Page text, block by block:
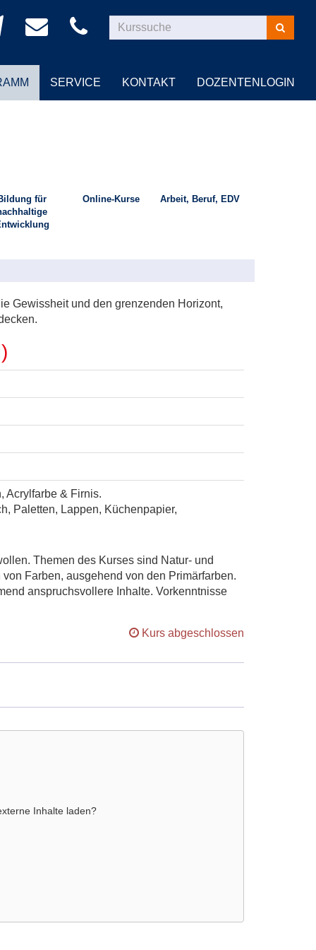
Kurse
suchen
SERVICE KONTAKT DOZENTENLOGIN
für
Online-Kurse Arbeit, Beruf, EDV
Gewissheit und den grenzenden Horizont,
Acrylfarbe & Firnis.
Paletten, Lappen, Küchenpapier,
Themen des Kurses sind Natur- und
Farben, ausgehend von den Primärfarben.
anspruchsvollere Inhalte. Vorkenntnisse
Kurs abgeschlossen
Inhalte laden?